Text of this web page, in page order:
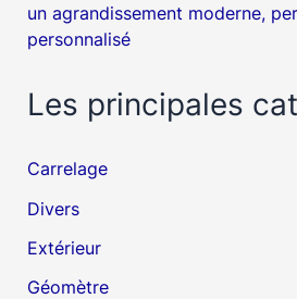
un agrandissement moderne,
personnalisé
Les principales
Carrelage
Divers
Extérieur
Géomètre